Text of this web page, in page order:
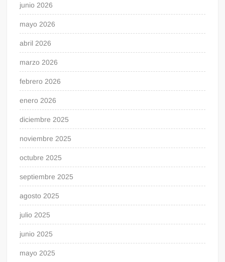
junio 2026
mayo 2026
abril 2026
marzo 2026
febrero 2026
enero 2026
diciembre 2025
noviembre 2025
octubre 2025
septiembre 2025
agosto 2025
julio 2025
junio 2025
mayo 2025